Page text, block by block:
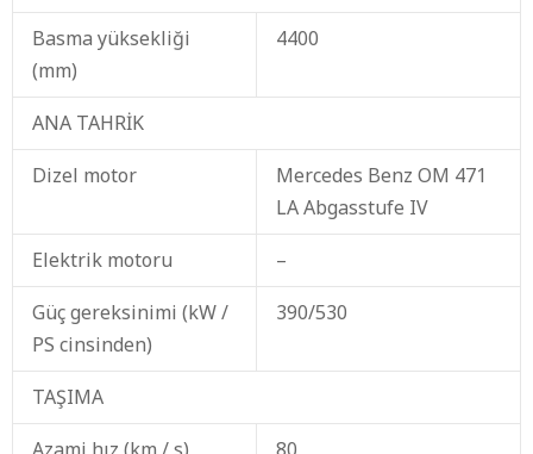
Basma yüksekliği
(mm)
4400
ANA TAHRİK
Dizel motor
Mercedes Benz OM 471
LA Abgasstufe IV
Elektrik motoru
–
Güç gereksinimi (kW /
PS cinsinden)
390/530
TAŞIMA